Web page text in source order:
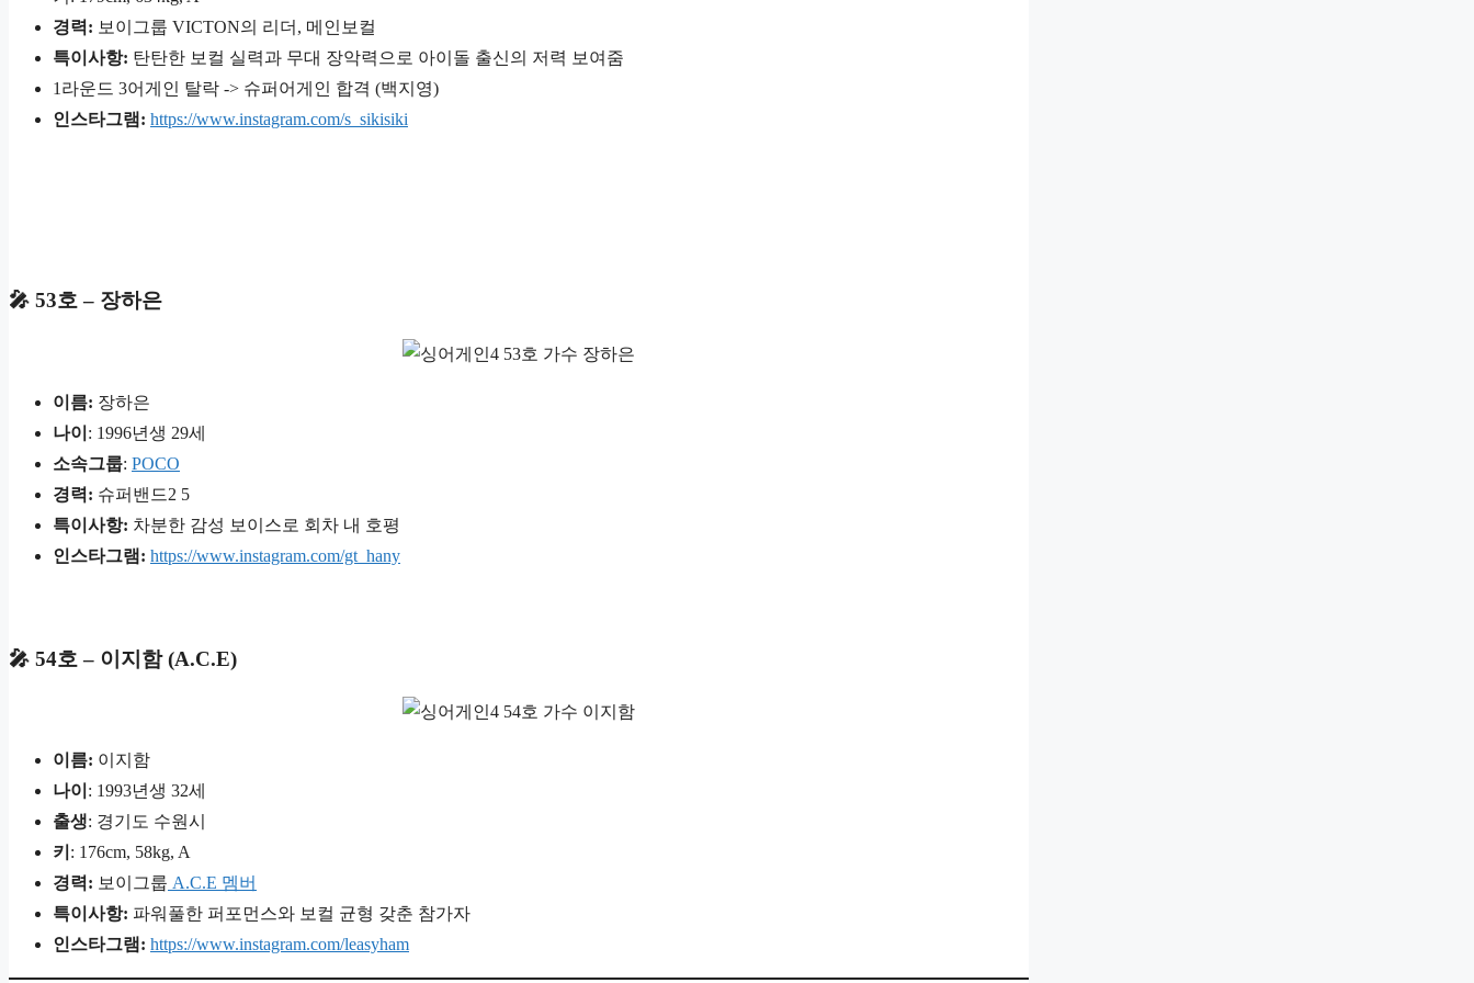
경력: 보이그룹 VICTON의 리더, 메인보컬
특이사항: 탄탄한 보컬 실력과 무대 장악력으로 아이돌 출신의 저력 보여줌
1라운드 3어게인 탈락 -> 슈퍼어게인 합격 (백지영)
인스타그램: https://www.instagram.com/s_sikisiki
🎤 53호 – 장하은
이름: 장하은
나이 : 1996년생 29세
소속그룹: POCO
경력: 슈퍼밴드2 5
특이사항: 차분한 감성 보이스로 회차 내 호평
인스타그램: https://www.instagram.com/gt_hany
🎤 54호 – 이지함 (A.C.E)
이름: 이지함
나이 : 1993년생 32세
출생: 경기도 수원시
키 : 176cm, 58kg, A
경력: 보이그룹 A.C.E 멤버
특이사항: 파워풀한 퍼포먼스와 보컬 균형 갖춘 참가자
인스타그램: https://www.instagram.com/leasyham